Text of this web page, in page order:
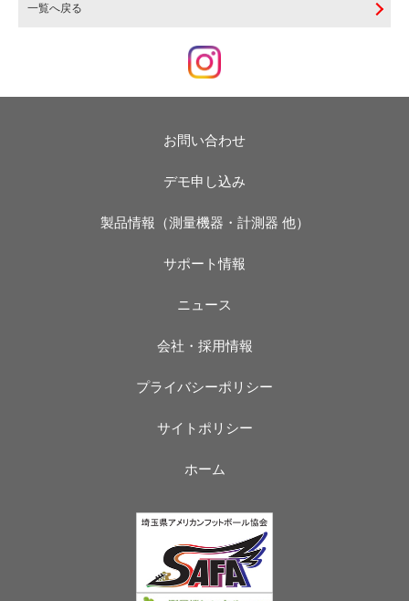
一覧へ戻る
お問い合わせ
デモ申し込み
製品情報（測量機器・計測器 他）
サポート情報
ニュース
会社・採用情報
プライバシーポリシー
サイトポリシー
ホーム